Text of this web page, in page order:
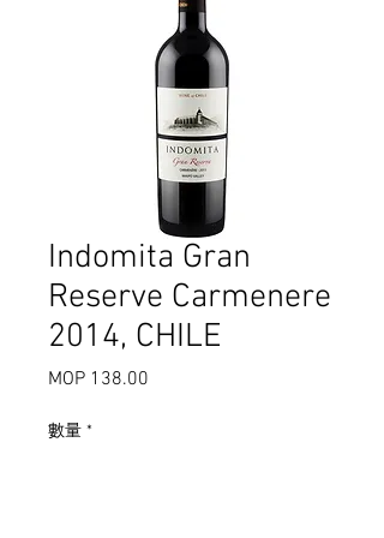
Indomita Gran
Reserve Carmenere
2014, CHILE
MOP 138.00
數量 *